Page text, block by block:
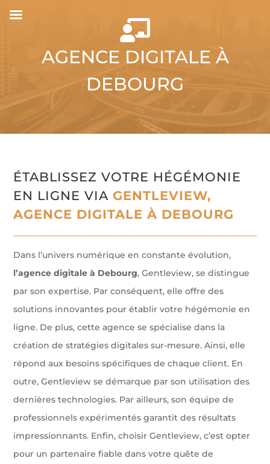

AGENCE DIGITALE À
DEBOURG
ÉTABLISSEZ VOTRE HÉGÉMONIE
EN LIGNE VIA GENTLEVIEW,
AGENCE DIGITALE À DEBOURG
Dans l’univers numérique en constante évolution,
l’agence digitale à Debourg, Gentleview, se distingue
par son expertise. Par conséquent, elle offre des
solutions innovantes pour établir votre hégémonie en
ligne. De plus, cette agence se spécialise dans la
création de stratégies digitales sur-mesure. Ainsi, elle
répond aux besoins spécifiques de chaque client. En
outre, Gentleview se démarque par son utilisation des
dernières technologies. Par ailleurs, son équipe de
professionnels expérimentés garantit des résultats
impressionnants. Enfin, choisir Gentleview, c’est opter
pour un partenaire fiable dans votre quête de